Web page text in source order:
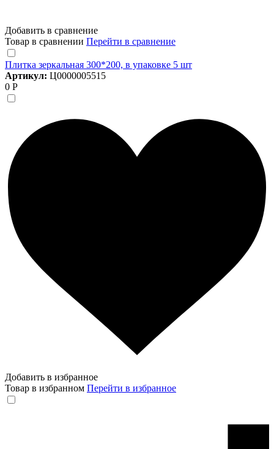
Добавить в сравнение
Товар в сравнении Перейти в сравнение
Плитка зеркальная 300*200, в упаковке 5 шт
Артикул: Ц0000005515
0 Р
Добавить в избранное
Товар в избранном Перейти в избранное